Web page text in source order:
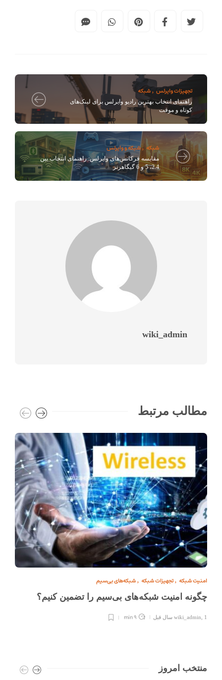
تجهیزات وایرلس , شبکه
راهنمای انتخاب بهترین رادیو وایرلس برای لینک‌های
کوتاه و موقت
شبکه ,شبکه و وایرلس
مقایسه فرکانس‌های وایرلس: راهنمای انتخاب بین
2.4، 5 و 6 گیگاهرتز
wiki_admin
مطالب مرتبط
امنیت شبکه ,تجهیزات شبکه , شبکه‌های بی‌سیم
چگونه امنیت شبکه‌های بی‌سیم را تضمین کنیم؟
wiki_admin 1 سال قبل 9 min
منتخب امروز